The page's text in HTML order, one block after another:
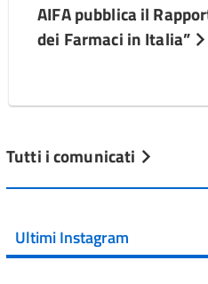
AIFA pubblica il
dei Farmaci in Italia”
Tutti i comunicati
Ultimi Instagram